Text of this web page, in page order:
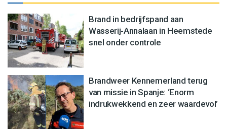
Brand in bedrijfspand aan
Wasserij-Annalaan in Heemstede
snel onder controle
Brandweer Kennemerland terug
van missie in Spanje: ‘Enorm
indrukwekkend en zeer waardevol’